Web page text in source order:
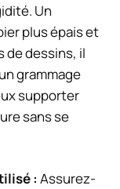
Un
plus épais et
de dessins, il
grammage
supporter
sans se
: Assurez-